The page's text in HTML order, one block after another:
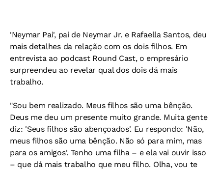
'Neymar Pai', pai de Neymar Jr. e Rafaella Santos, deu
mais detalhes da relação com os dois filhos. Em
entrevista ao podcast Round Cast, o empresário
surpreendeu ao revelar qual dos dois dá mais
trabalho.
"Sou bem realizado. Meus filhos são uma bênção.
Deus me deu um presente muito grande. Muita gente
diz: 'Seus filhos são abençoados'. Eu respondo: 'Não,
meus filhos são uma bênção. Não só para mim, mas
para os amigos'. Tenho uma filha – e ela vai ouvir isso
– que dá mais trabalho que meu filho. Olha, vou te